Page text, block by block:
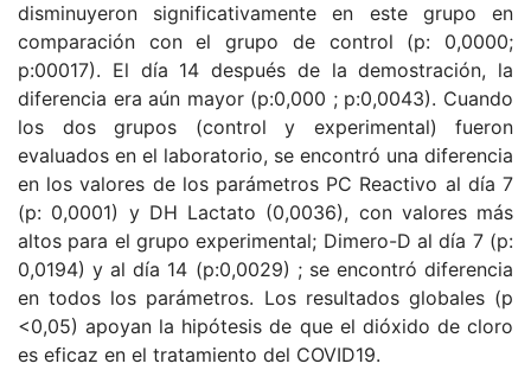
disminuyeron significativamente en este grupo en
comparación con el grupo de control (p: 0,0000;
p:00017). El día 14 después de la demostración, la
diferencia era aún mayor (p:0,000 ; p:0,0043). Cuando
los dos grupos (control y experimental) fueron
evaluados en el laboratorio, se encontró una diferencia
en los valores de los parámetros PC Reactivo al día 7
(p: 0,0001) y DH Lactato (0,0036), con valores más
altos para el grupo experimental; Dimero-D al día 7 (p:
0,0194) y al día 14 (p:0,0029) ; se encontró diferencia
en todos los parámetros. Los resultados globales (p
<0,05) apoyan la hipótesis de que el dióxido de cloro
es eficaz en el tratamiento del COVID19.